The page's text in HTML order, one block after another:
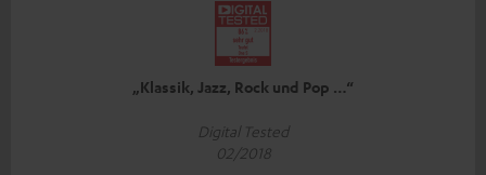
„Klassik, Jazz, Rock und Pop …“
Digital Tested
02/2018